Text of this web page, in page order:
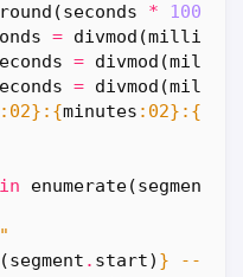
round (seconds * 1000
= divmod (
= divmod (
= divmod (
: 02} : {minutes : 02} : {
in enumerate(segments
"
(segment . start) } -->